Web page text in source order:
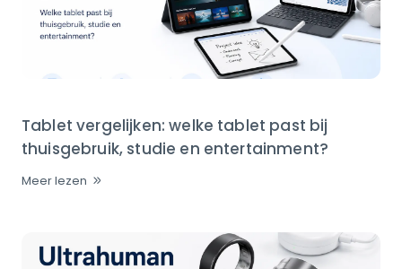
Tablet vergelijken: welke tablet past bij
thuisgebruik, studie en entertainment?
Meer lezen